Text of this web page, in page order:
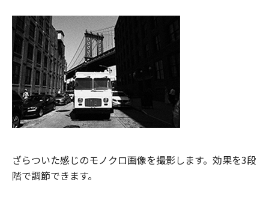
ざらついた感じのモノクロ画像を撮影します。効果を3段
階で調節できます。